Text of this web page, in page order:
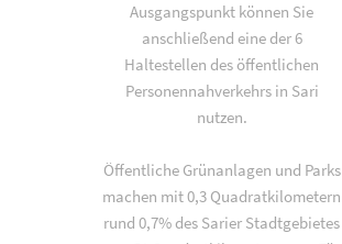
Ausgangspunkt können Sie
anschließend eine der 6
Haltestellen des öffentlichen
Personennahverkehrs in Sari
nutzen.
Öffentliche Grünanlagen und Parks
machen mit 0,3 Quadratkilometern
rund 0,7% des Sarier Stadtgebietes